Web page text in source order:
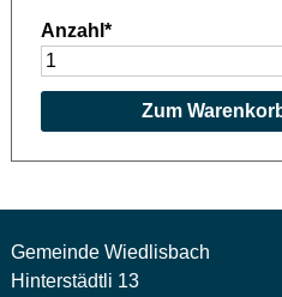
Anzahl *
Zum
Gemeinde Wiedlisbach
Hinterstädtli 13